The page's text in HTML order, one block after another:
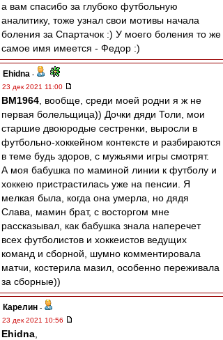
а вам спасибо за глубоко футбольную
аналитику, тоже узнал свои мотивы начала
боления за Спартачок :) У моего боления то же
самое имя имеется - Федор :)
Ehidna -
23 дек 2021 11:00
BM1964 , вообще, среди моей родни я ж не
первая болельщица)) Дочки дяди Толи, мои
старшие двоюродые сестренки, выросли в
футбольно-хоккейном контексте и разбираются
в теме будь здоров, с мужьями игры смотрят.
А моя бабушка по маминой линии к футболу и
хоккею пристрастилась уже на пенсии. Я
мелкая была, когда она умерла, но дядя
Слава, мамин брат, с восторгом мне
рассказывал, как бабушка знала наперечет
всех футболистов и хоккеистов ведущих
команд и сборной, шумно комментировала
матчи, костерила мазил, особенно переживала
за сборные))
Карелин -
23 дек 2021 10:56
Ehidna